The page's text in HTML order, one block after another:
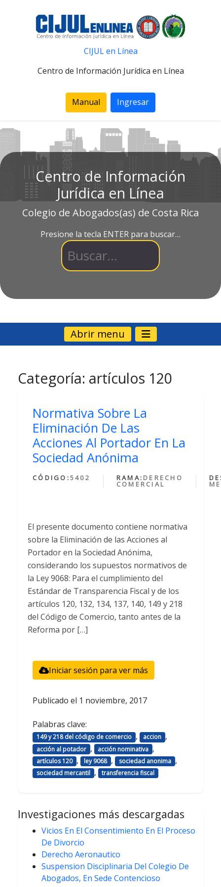
CIJUL en Línea
Centro de Información Jurídica en Línea
Manual Ingresar
Centro de Información
Jurídica en Línea
Colegio de Abogados(as) de Costa Rica
Presione la tecla ENTER para buscar…
Abrir menu
Categoría: artículos 120
Normativa Sobre La
Eliminación De Las
Acciones Al Portador En La
Sociedad Anónima
CÓDIGO:5402 RAMA: DERECHO
COMERCIAL
El presente documento contiene normativa
sobre la Eliminación de las Acciones al
Portador en la Sociedad Anónima,
considerando los supuestos normativos de
la Ley 9068: Para el cumplimiento del
Estándar de Transparencia Fiscal y de los
artículos 120, 132, 134, 137, 140, 149 y 218
del Código de Comercio, tanto antes de la
Reforma por […]
Iniciar sesión para ver más
Publicado el 1 noviembre, 2017
Palabras clave:
149 y 218 del código de comercio , accion ,
acción al potador , acción nominativa ,
artículos 120 , ley 9068 , sociedad anonima ,
sociedad mercantil , transferencia fiscal
Investigaciones más descargadas
Vicios En El Consentimiento En El Proceso
De Divorcio
Derecho Aeronautico
Suspension Disciplinaria Del Colegio De
Abogados, En Sede Contencioso